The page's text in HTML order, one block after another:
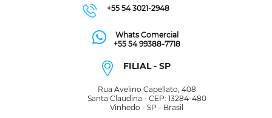
+55 54 3021-2948
Whats Comercial
+55 54 99388-7718
FILIAL - SP
Rua Avelino Capellato, 408
Santa Claudina - CEP: 13284-480
Vinhedo - SP - Brasil